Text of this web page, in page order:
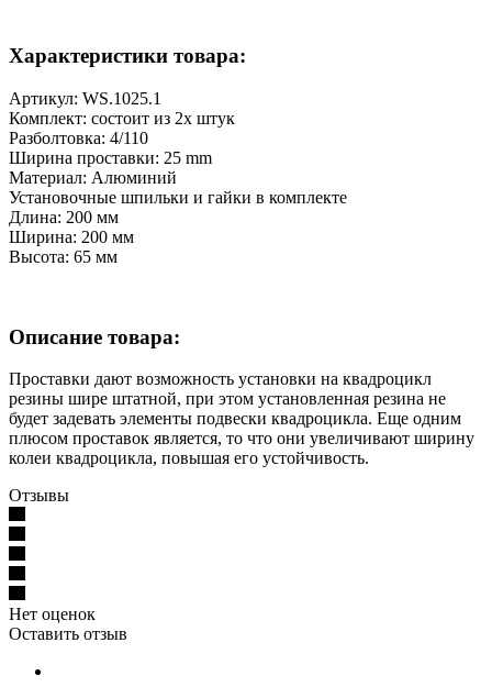
Характеристики товара:
Артикул: WS.1025.1
Комплект: состоит из 2х штук
Разболтовка: 4/110
Ширина проставки: 25 mm
Материал: Алюминий
Установочные шпильки и гайки в комплекте
Длина: 200 мм
Ширина: 200 мм
Высота: 65 мм
Описание товара:
Проставки дают возможность установки на квадроцикл
резины шире штатной, при этом установленная резина не
будет задевать элементы подвески квадроцикла. Еще одним
плюсом проставок является, то что они увеличивают ширину
колеи квадроцикла, повышая его устойчивость.
Отзывы
Нет оценок
Оставить отзыв